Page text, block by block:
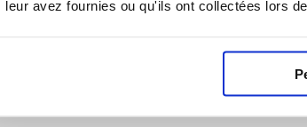
leur avez fournies ou qu'ils ont collectées lors
en Verre Trempé PanzerGlass Ultra-Wide Fit Privacy
on your iPhone 13, iPhone 13 Pro, iPhone 14 will stay
tempered glass screen protector features a specially
This full-coverage screen protector for iPhone 13, iPhone 13 Pro,
layer and preserves full touch sensibility.